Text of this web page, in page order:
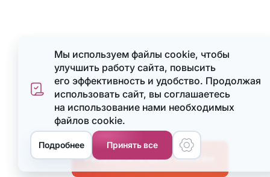
Мы используем файлы cookie, чтобы
улучшить работу сайта, повысить
его эффективность и удобство. Продолжая
использовать сайт, вы соглашаетесь
на использование нами необходимых
файлов cookie.
Подробнее Принять все
РАССЧИТАТЬ ЦЕНУ ОНЛАЙН